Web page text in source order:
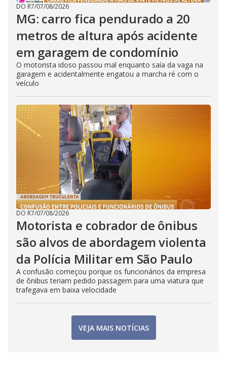
DO R7/07/08/2026
MG: carro fica pendurado a 20
metros de altura após acidente
em garagem de condomínio
O motorista idoso passou mal enquanto saía da vaga na
garagem e acidentalmente engatou a marcha ré com o
veículo
DO R7/07/08/2026
Motorista e cobrador de ônibus
são alvos de abordagem violenta
da Polícia Militar em São Paulo
A confusão começou porque os funcionários da empresa
de ônibus teriam pedido passagem para uma viatura que
trafegava em baixa velocidade
VEJA MAIS NOTÍCIAS